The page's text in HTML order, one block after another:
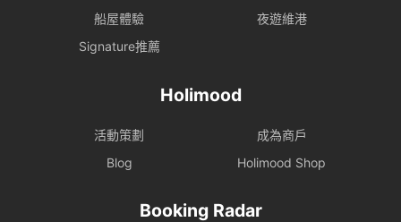
船屋體驗
夜遊維港
Signature推薦
Holimood
活動策劃
成為商戶
Blog
Holimood Shop
Booking Radar